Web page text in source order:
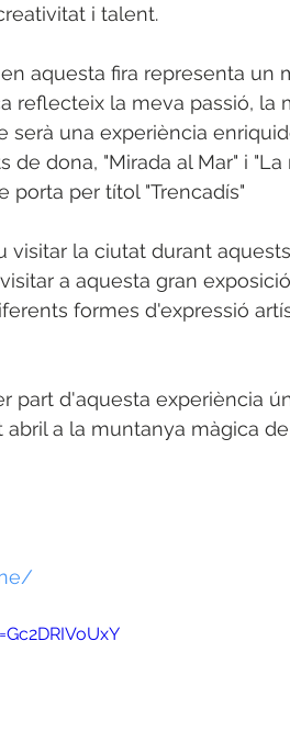
i talent.
aquesta fira representa un
reflecteix la meva passió, la
serà una experiència
de dona, "Mirada al Mar" i
porta per títol "Trencadís"
visitar la ciutat durant
a aquesta gran
formes d'expressió
part d'aquesta experiència
abril a la muntanya màgica